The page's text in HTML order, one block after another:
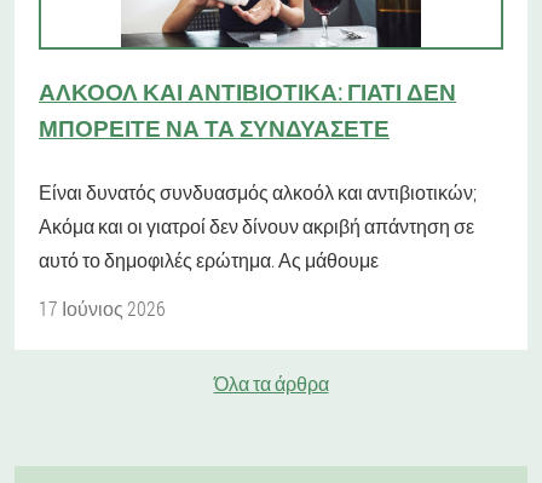
ΑΛΚΟΌΛ ΚΑΙ ΑΝΤΙΒΙΟΤΙΚΆ: ΓΙΑΤΊ ΔΕΝ
ΜΠΟΡΕΊΤΕ ΝΑ ΤΑ ΣΥΝΔΥΆΣΕΤΕ
Είναι δυνατός συνδυασμός αλκοόλ και αντιβιοτικών;
Ακόμα και οι γιατροί δεν δίνουν ακριβή απάντηση σε
αυτό το δημοφιλές ερώτημα. Ας μάθουμε
17 Ιούνιος 2026
Όλα τα άρθρα